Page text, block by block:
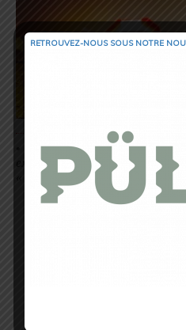
ULTIMATE TRAIL…Doit-on
extrêmement difficile ? Quel est
« finisher » d’une telle épreuve ?
Ultimate Trail est avant
RETROUVEZ-NOUS SOUS NOTRE